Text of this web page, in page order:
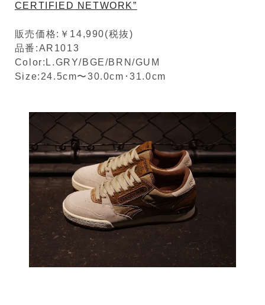
CERTIFIED NETWORK”
販売価格:￥14,990(税抜)
品番:AR1013
Color:L.GRY/BGE/BRN/GUM
Size:24.5cm〜30.0cm･31.0cm